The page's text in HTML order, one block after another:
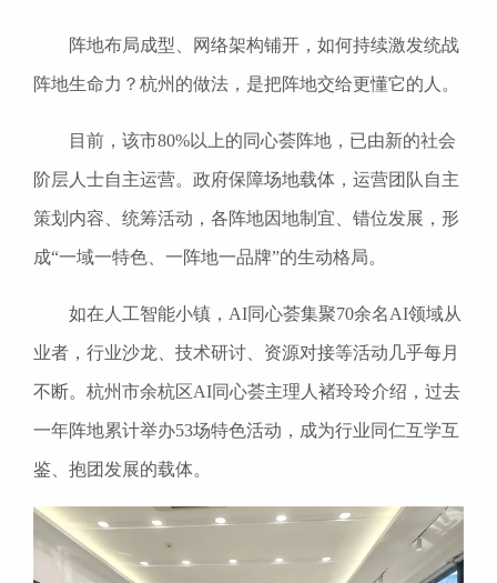
阵地布局成型、网络架构铺开，如何持续激发统战
阵地生命力？杭州的做法，是把阵地交给更懂它的人。
目前，该市80%以上的同心荟阵地，已由新的社会
阶层人士自主运营。政府保障场地载体，运营团队自主
策划内容、统筹活动，各阵地因地制宜、错位发展，形
成“一域一特色、一阵地一品牌”的生动格局。
如在人工智能小镇，AI同心荟集聚70余名AI领域从
业者，行业沙龙、技术研讨、资源对接等活动几乎每月
不断。杭州市余杭区AI同心荟主理人褚玲玲介绍，过去
一年阵地累计举办53场特色活动，成为行业同仁互学互
鉴、抱团发展的载体。